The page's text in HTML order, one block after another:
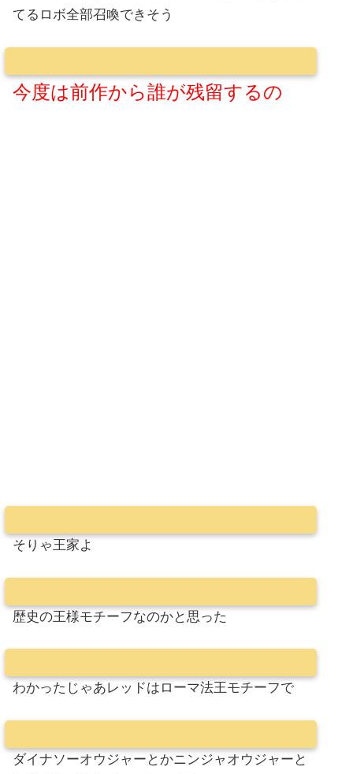
てるロボ全部召喚できそう
今度は前作から誰が残留するの
そりゃ王家よ
歴史の王様モチーフなのかと思った
わかったじゃあレッドはローマ法王モチーフで
ダイナソーオウジャーとかニンジャオウジャーと